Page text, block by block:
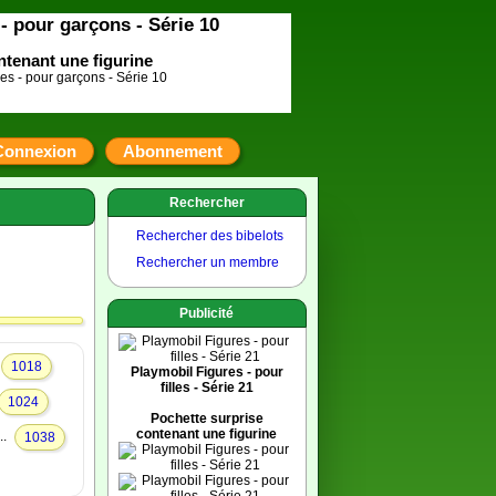
Abonnement
1018
1024
1038
Rechercher
Rechercher des bibelots
Rechercher un membre
Publicité
Playmobil Figures - pour
filles - Série 21
Pochette surprise
contenant une figurine
pour garçons - Série 10
une figurine